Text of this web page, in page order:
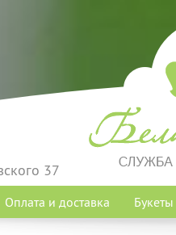
37
Оплата и доставка Букеты